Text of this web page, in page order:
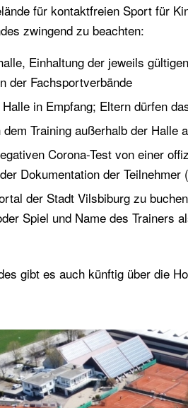
für kontaktfreien Sport für
zwingend zu beachten:
Einhaltung der jeweils
der Fachsportverbände
in Empfang; Eltern dürfen
Training außerhalb der Halle
Corona-Test von einer
Dokumentation der
der Stadt Vilsbiburg zu
Spiel und Name des
gibt es auch künftig über die